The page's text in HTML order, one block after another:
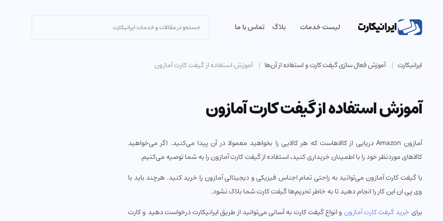
لیست خدمات بلاگ تماس با ما
ایرانیکارت آموزش فعال سازی گیفت کارت و استفاده از آن‌ها آموزش استفاده از گیفت کارت آمازون
آموزش استفاده از گیفت کارت آمازون
آمازون Amazon دریایی از کالاهاست که هر کالایی را بخواهید معمولا در آن پیدا می‌کنید. اگر می‌خواهید
کالاهای موردنظر خود را با اطمینان خریداری کنید، استفاده از گیفت کارت آمازون را به شما توصیه می‌کنیم.
با گیفت کارت آمازون می‌توانید به راحتی تمام اجناس فیزیکی و دیجیتالی آمازون را خرید کنید. هرچند باید با
وی پی ان این کار را انجام دهید تا به خاطر تحریم‌ها گیفت کارت شما بلاک نشود.